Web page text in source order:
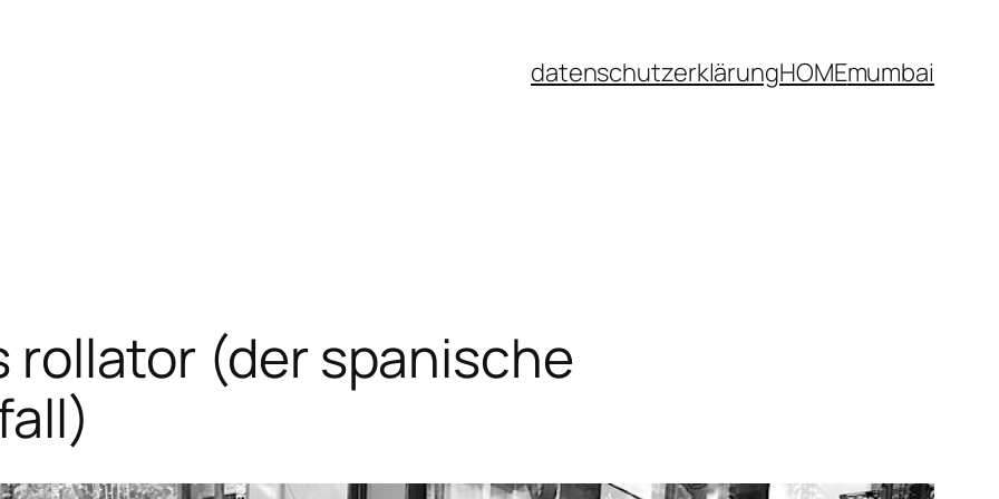
datenschutzerklärungHOMEmumbai
rollator (der spanische